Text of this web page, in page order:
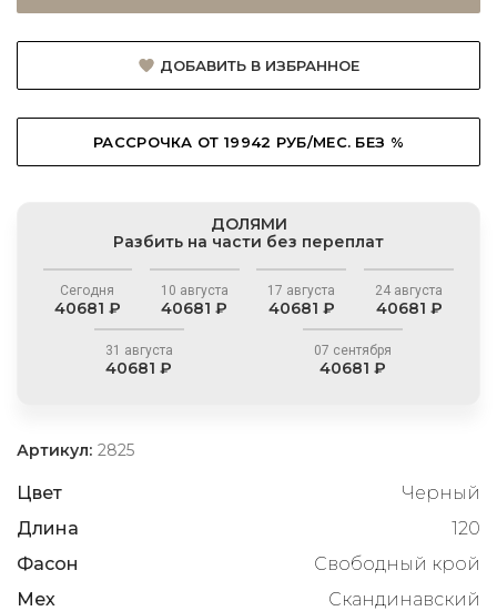
ДОБАВИТЬ В ИЗБРАННОЕ
РАССРОЧКА ОТ 19942 РУБ/МЕС. БЕЗ %
ДОЛЯМИ
Разбить на части без переплат
Сегодня
40681 ₽
10 августа
40681 ₽
17 августа
40681 ₽
24 августа
40681 ₽
31 августа
40681 ₽
07 сентября
40681 ₽
Артикул: 2825
Цвет
Черный
Длина
120
Фасон
Свободный крой
Мех
Скандинавский